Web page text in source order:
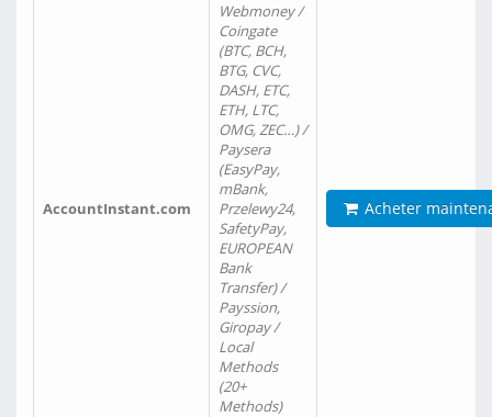
AccountInstant.com
Webmoney /
Coingate
(BTC, BCH,
BTG, CVC,
DASH, ETC,
ETH, LTC,
OMG, ZEC…) /
Paysera
(EasyPay,
mBank,
Przelewy24,
SafetyPay,
EUROPEAN
Bank
Transfer) /
Payssion,
Giropay /
Local
Methods
(20+
Methods)
Acheter